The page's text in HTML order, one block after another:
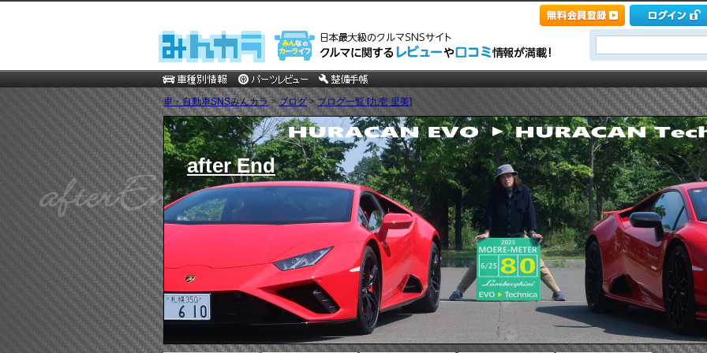
車・自動車SNSみんカラ>ブログ>ブログ一覧 [九壱 里美]
after End